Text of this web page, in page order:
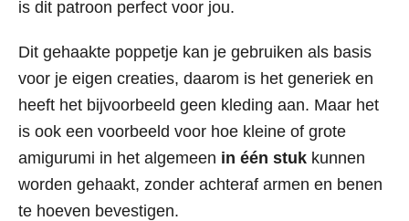
is dit patroon perfect voor jou.
Dit gehaakte poppetje kan je gebruiken als basis
voor je eigen creaties, daarom is het generiek en
heeft het bijvoorbeeld geen kleding aan. Maar het
is ook een voorbeeld voor hoe kleine of grote
amigurumi in het algemeen in één stuk kunnen
worden gehaakt, zonder achteraf armen en benen
te hoeven bevestigen.